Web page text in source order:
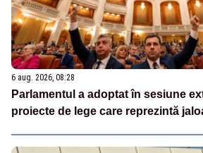
6 aug. 2026, 08:28
Parlamentul a adoptat în sesiune
proiecte de lege care reprezintă